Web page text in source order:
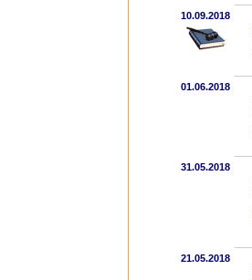
10.09.2018
01.06.2018
31.05.2018
21.05.2018